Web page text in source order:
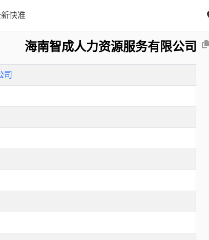
快准
海南智成人力资源服务有限公司
司